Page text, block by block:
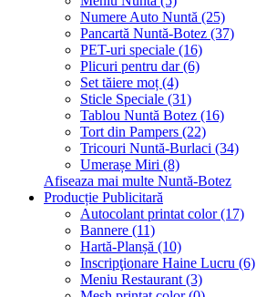
Numere Auto Nuntă (25)
Pancartă Nuntă-Botez (37)
PET-uri speciale (16)
Plicuri pentru dar (6)
Set tăiere moț (4)
Sticle Speciale (31)
Tablou Nuntă Botez (16)
Tort din Pampers (22)
Tricouri Nuntă-Burlaci (34)
Umerașe Miri (8)
Afiseaza mai multe Nuntă-Botez
Producție Publicitară
Autocolant printat color (17)
Bannere (11)
Hartă-Planșă (10)
Inscripţionare Haine Lucru (6)
Meniu Restaurant (3)